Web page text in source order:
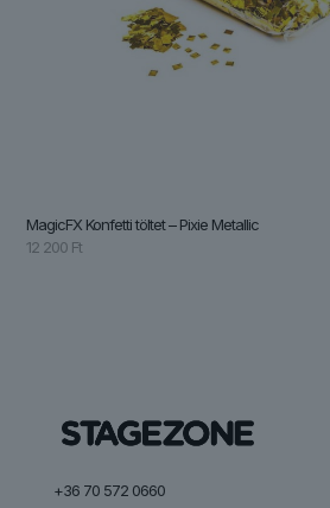
MagicFX Konfetti töltet – Pixie Metallic
12 200 Ft
+36 70 572 0660